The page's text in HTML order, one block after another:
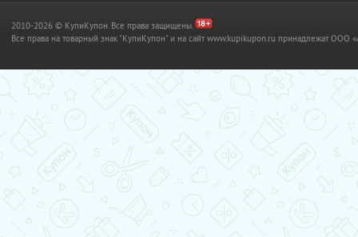
2010-2026 © КупиКупон. Все права защищены.
Все права на товарный знак "КупиКупон" и на сайт www.kupikupon.ru принадлежат